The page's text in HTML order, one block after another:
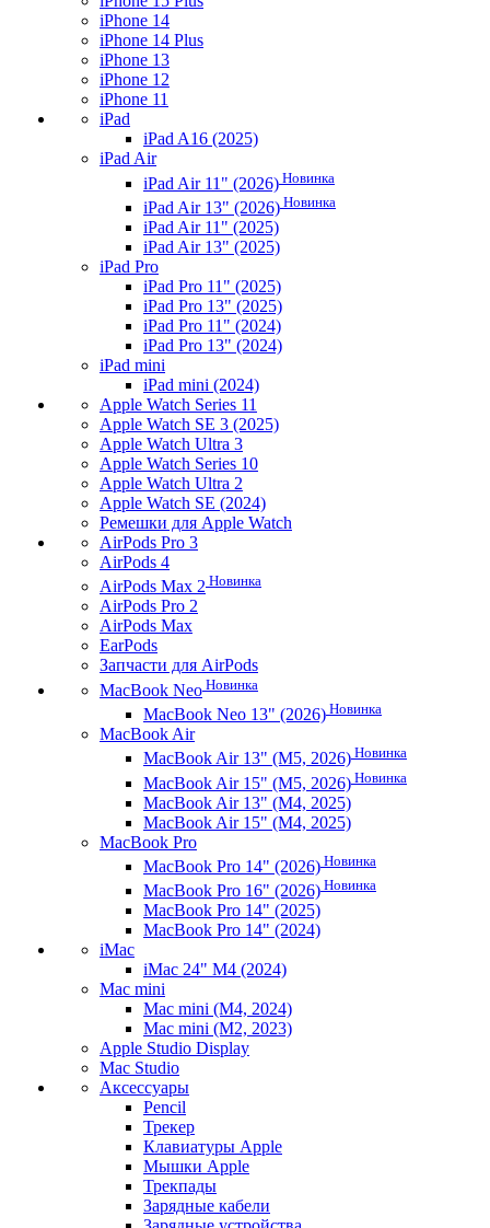
iPhone 14
iPhone 14 Plus
iPhone 13
iPhone 12
iPhone 11
iPad
iPad A16 (2025)
iPad Air
iPad Air 11" (2026) Новинка
iPad Air 13" (2026) Новинка
iPad Air 11" (2025)
iPad Air 13" (2025)
iPad Pro
iPad Pro 11" (2025)
iPad Pro 13" (2025)
iPad Pro 11" (2024)
iPad Pro 13" (2024)
iPad mini
iPad mini (2024)
Apple Watch Series 11
Apple Watch SE 3 (2025)
Apple Watch Ultra 3
Apple Watch Series 10
Apple Watch Ultra 2
Apple Watch SE (2024)
Ремешки для Apple Watch
AirPods Pro 3
AirPods 4
AirPods Max 2 Новинка
AirPods Pro 2
AirPods Max
EarPods
Запчасти для AirPods
MacBook Neo Новинка
MacBook Neo 13" (2026) Новинка
MacBook Air
MacBook Air 13" (M5, 2026) Новинка
MacBook Air 15" (M5, 2026) Новинка
MacBook Air 13" (M4, 2025)
MacBook Air 15" (M4, 2025)
MacBook Pro
MacBook Pro 14" (2026) Новинка
MacBook Pro 16" (2026) Новинка
MacBook Pro 14" (2025)
MacBook Pro 14" (2024)
iMac
iMac 24" M4 (2024)
Mac mini
Mac mini (M4, 2024)
Mac mini (M2, 2023)
Apple Studio Display
Mac Studio
Аксессуары
Pencil
Трекер
Клавиатуры Apple
Мышки Apple
Трекпады
Зарядные кабели